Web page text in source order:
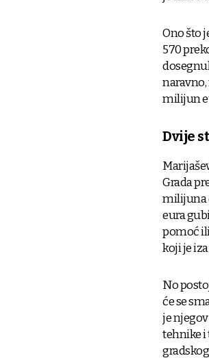
Ono što
570
naravno,
milijun
Dvije
Grada
milijuna
eura
pomoć
koji je
No
će se
je
tehnike i